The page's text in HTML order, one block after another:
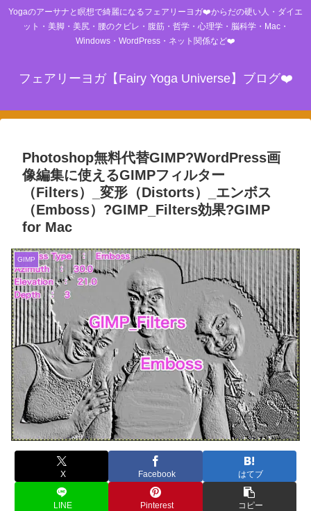
Yogaのアーサナと瞑想で綺麗になるフェアリーヨガ❤️からだの硬い人・ダイエ
ット・美脚・美尻・腰のクビレ・腹筋・哲学・心理学・脳科学・Mac・
Windows・WordPress・ネット関係など❤️
フェアリーヨガ【Fairy Yoga Universe】ブログ❤️
Photoshop無料代替GIMP?WordPress画
像編集に使えるGIMPフィルター
（Filters）_変形（Distorts）_エンボス
（Emboss）?GIMP_Filters効果?GIMP
for Mac
GIMP
X Facebook はてブ
LINE Pinterest コピー